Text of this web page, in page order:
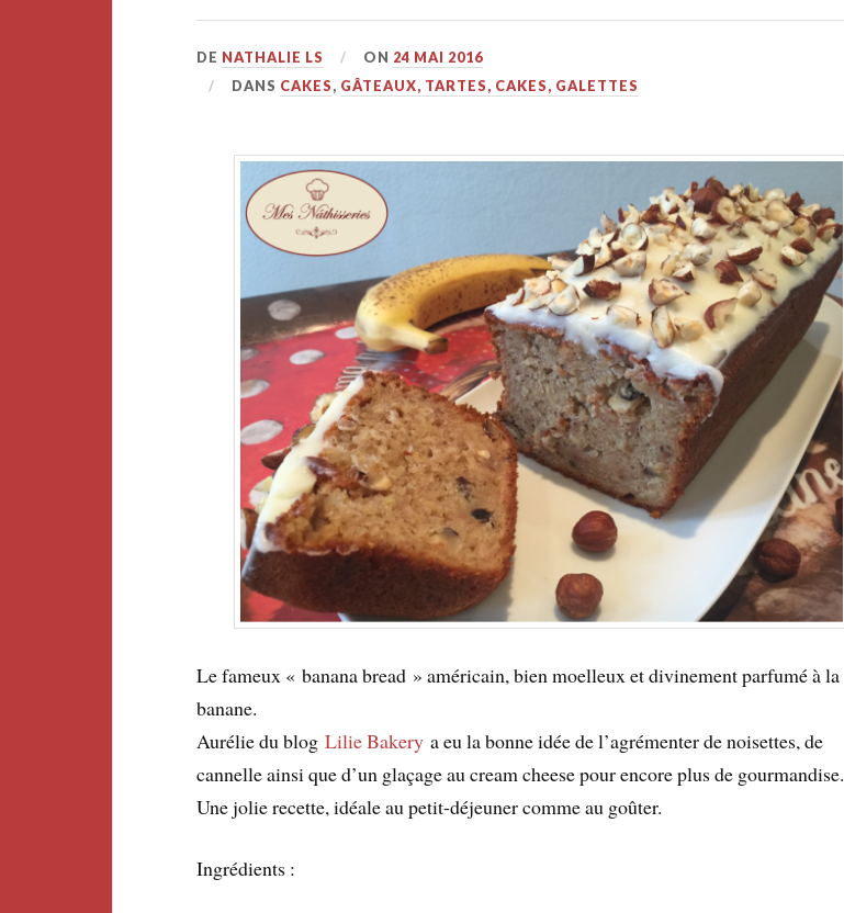
DE NATHALIE LS ON 24 MAI 2016
DANS CAKES, GÂTEAUX, TARTES, CAKES, GALETTES
Le fameux « banana bread » américain, bien moelleux et divinement parfumé à la
banane.
Aurélie du blogLilie Bakery a eu la bonne idée de l’agrémenter de noisettes, de
cannelle ainsi que d’un glaçage au cream cheese pour encore plus de gourmandise.
Une jolie recette, idéale au petit-déjeuner comme au goûter.
Ingrédients :